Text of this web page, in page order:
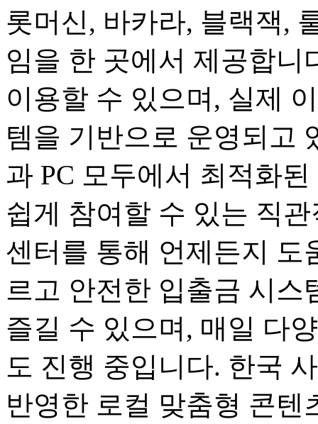
롯머신, 바카라, 블랙잭,
임을 한 곳에서 제공합니
이용할 수 있으며, 실제
템을 기반으로 운영되고
과 PC 모두에서 최적화
쉽게 참여할 수 있는 직
센터를 통해 언제든지 도
르고 안전한 입출금 시스
즐길 수 있으며, 매일 다
도 진행 중입니다. 한국
반영한 로컬 맞춤형 콘텐